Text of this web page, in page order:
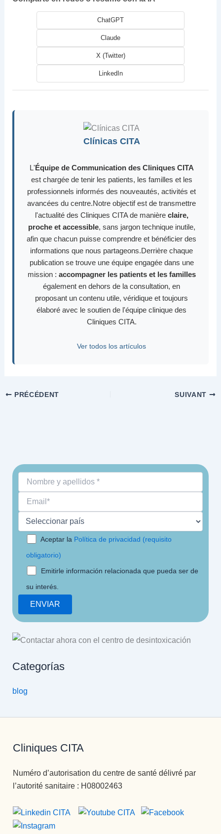
ChatGPT
Claude
X (Twitter)
LinkedIn
Clínicas CITA
L'Équipe de Communication des Cliniques CITA
est chargée de tenir les patients, les familles et les
professionnels informés des nouveautés, activités et
avancées du centre.Notre objectif est de transmettre
l'actualité des Cliniques CITA de manière claire,
proche et accessible, sans jargon technique inutile,
afin que chacun puisse comprendre et bénéficier des
informations que nous partageons.Derrière chaque
publication se trouve une équipe engagée dans une
mission : accompagner les patients et les familles
également en dehors de la consultation, en
proposant un contenu utile, véridique et toujours
élaboré avec le soutien de l'équipe clinique des
Cliniques CITA.
Ver todos los artículos
PRÉCÉDENT SUIVANT
Aceptar la Política de privacidad (requisito
obligatorio)
Emitirle información relacionada que pueda ser de
su interés.
Categorías
blog
Cliniques CITA
Numéro d’autorisation du centre de santé délivré par
l’autorité sanitaire : H08002463